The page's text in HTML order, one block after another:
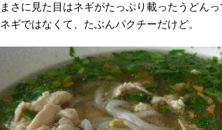
まさに見た目はネギがたっぷり載ったうどんっ
ネギではなくて、たぶんパクチーだけど。